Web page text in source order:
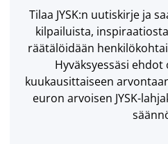
Tilaa JYSK:n uutiskirje ja
kilpailuista,
räätälöidään
Hyväksyessäsi
kuukausittaiseen
euron arvoisen JYSK-